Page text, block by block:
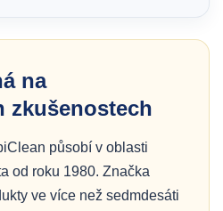
na
zkušenostech
působí v oblasti
od roku 1980. Značka
ve více než sedmdesáti